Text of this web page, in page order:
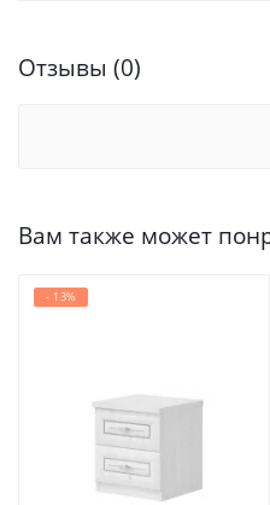
Отзывы (0)
Вам также может
- 13%